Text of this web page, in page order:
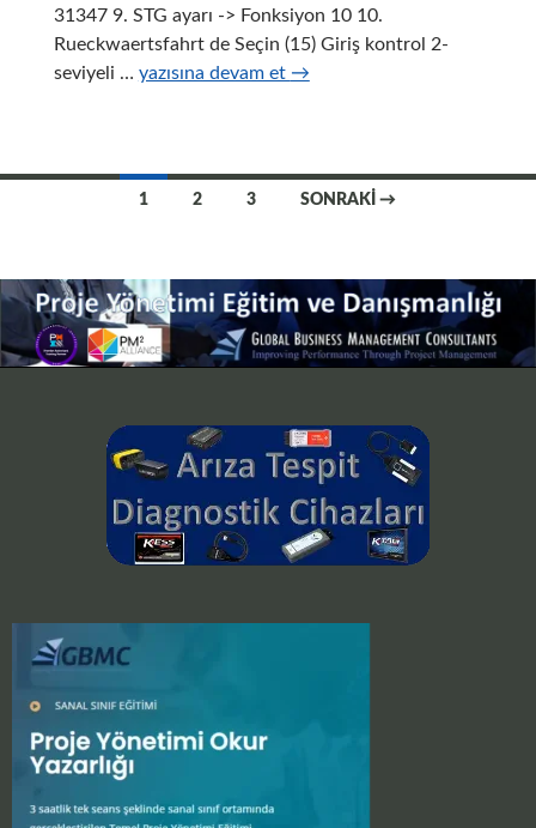
31347 9. STG ayarı -> Fonksiyon 10 10.
Rueckwaertsfahrt de Seçin (15) Giriş kontrol 2-
seviyeli … Seat
İnmesi
yazısına devam et →
1 2 3 SONRAKI →